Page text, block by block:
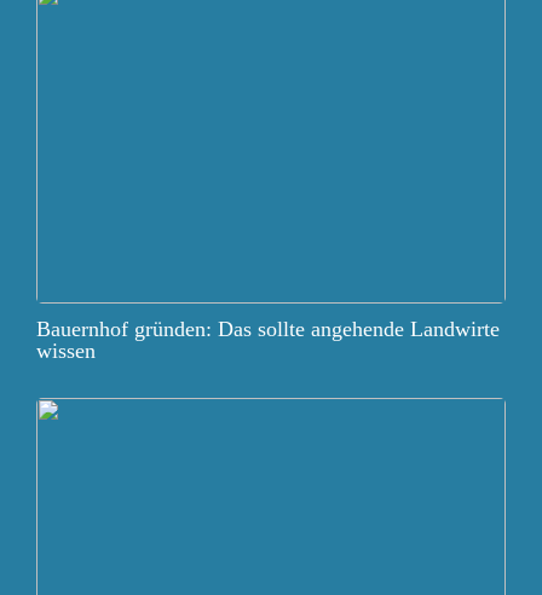
Bauernhof gründen: Das sollte angehende Landwirte
wissen